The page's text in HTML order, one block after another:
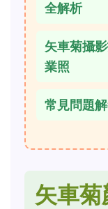
全解析
矢車菊攝
業照
常見問題
矢車